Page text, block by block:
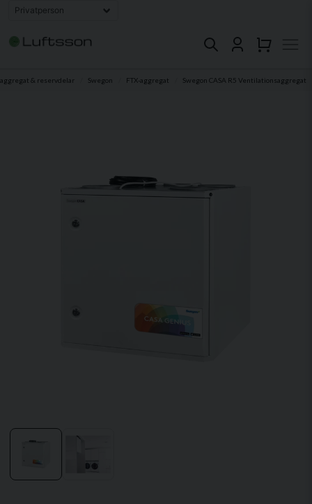
aggregat & reservdelar Swegon FTX-aggregat Swegon CASA R5 Ventilationsaggregat